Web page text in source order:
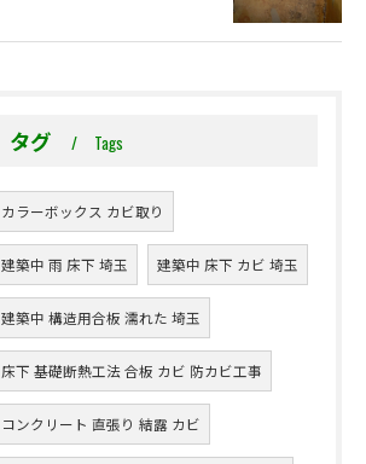
タグ Tags
カラーボックス カビ取り
建築中 雨 床下 埼玉 建築中 床下 カビ 埼玉
建築中 構造用合板 濡れた 埼玉
床下 基礎断熱工法 合板 カビ 防カビ工事
コンクリート 直張り 結露 カビ